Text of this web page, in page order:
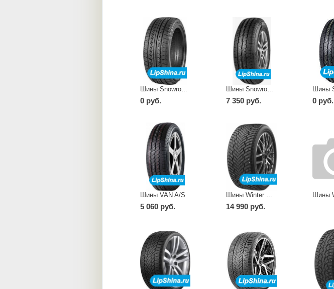
Шины Snowrover 966
0 руб.
Шины Snowrover 989
7 350 руб. 0 руб.
Шины VAN A/S
5 060 руб. 14 990 руб.